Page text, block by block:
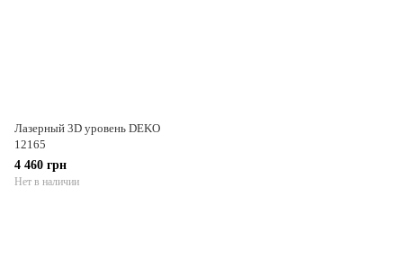
Лазерный 3D уровень DEKO
12165
4 460 грн
Нет в наличии